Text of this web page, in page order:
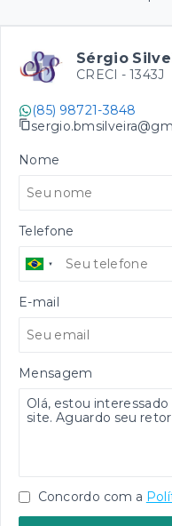
Sérgio
CRECI - 1343J
(85) 98721-3848
Nome
Telefone
E-mail
Mensagem
Concordo com a